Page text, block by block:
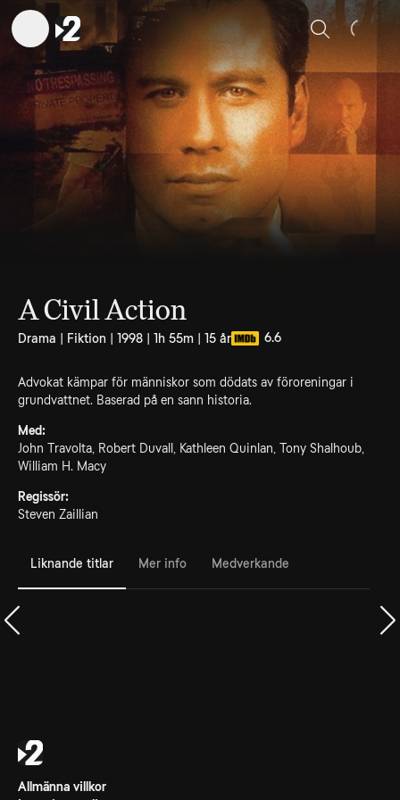
Sök
A Civil Action
Drama | Fiktion | 1998 | 1h 55m | 15 år 6.6
Advokat kämpar för människor som dödats av föroreningar i
grundvattnet. Baserad på en sann historia.
Med:
John Travolta, Robert Duvall, Kathleen Quinlan, Tony Shalhoub,
William H. Macy
Regissör:
Steven Zaillian
Liknande titlar Mer info Medverkande
Allmänna villkor